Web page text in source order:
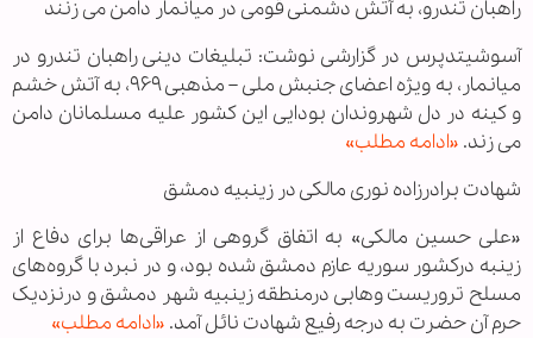
راهبان تندرو، به آتش دشمنی قومی در میانمار دامن می زنند
آسوشیتدپرس در گزارشی نوشت: تبلیغات دینی راهبان تندرو در
میانمار، به ویژه اعضای جنبش ملی – مذهبی ۹۶۹، به آتش خشم
و كینه در دل شهروندان بودایی این كشور علیه مسلمانان دامن
می زند. «ادامه مطلب»
شهادت برادرزاده نوری مالکی در زینبیه دمشق
«علی حسین مالکی» به اتفاق گروهی از عراقی‌ها برای دفاع از
زینبه درکشور سوریه عازم دمشق شده بود، و در نبرد با گروه‌های
مسلح تروریست وهابی درمنطقه زینبیه شهر دمشق و درنزدیک
حرم آن حضرت به درجه رفیع شهادت نائل آمد. «ادامه مطلب»